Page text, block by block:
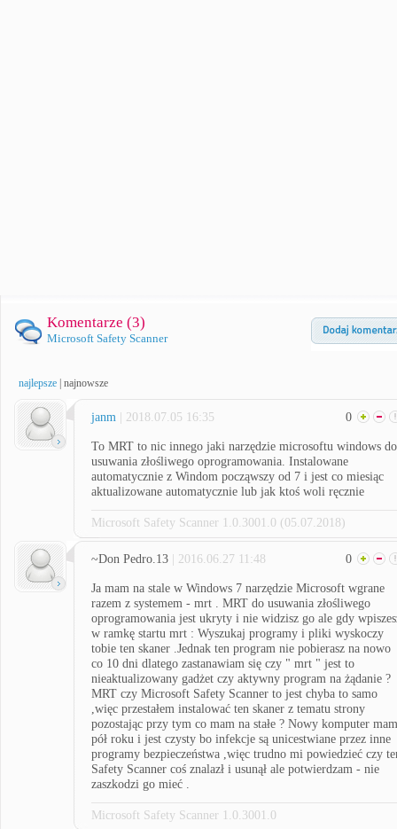
Komentarze (3)
Microsoft Safety Scanner
najlepsze najnowsze
janm | 2018.07.05 16:35 0
To MRT to nic innego jaki narzędzie microsoftu windows do
usuwania złośliwego oprogramowania. Instalowane
automatycznie z Windom począwszy od 7 i jest co miesiąc
aktualizowane automatycznie lub jak ktoś woli ręcznie
Microsoft Safety Scanner 1.0.3001.0 (05.07.2018)
~Don Pedro.13 | 2016.06.27 11:48 0
Ja mam na stale w Windows 7 narzędzie Microsoft wgrane
razem z systemem - mrt . MRT do usuwania złośliwego
oprogramowania jest ukryty i nie widzisz go ale gdy
w ramkę startu mrt : Wyszukaj programy i pliki wyskoczy
tobie ten skaner .Jednak ten program nie pobierasz na nowo
co 10 dni dlatego zastanawiam się czy " mrt " jest to
nieaktualizowany gadżet czy aktywny program na żądanie ?
MRT czy Microsoft Safety Scanner to jest chyba to samo
,więc przestałem instalować ten skaner z tematu strony
pozostając przy tym co mam na stałe ? Nowy komputer mam
pół roku i jest czysty bo infekcje są unicestwiane przez inne
programy bezpieczeństwa ,więc trudno mi powiedzieć czy
Safety Scanner coś znalazł i usunął ale potwierdzam - nie
zaszkodzi go mieć .
Microsoft Safety Scanner 1.0.3001.0